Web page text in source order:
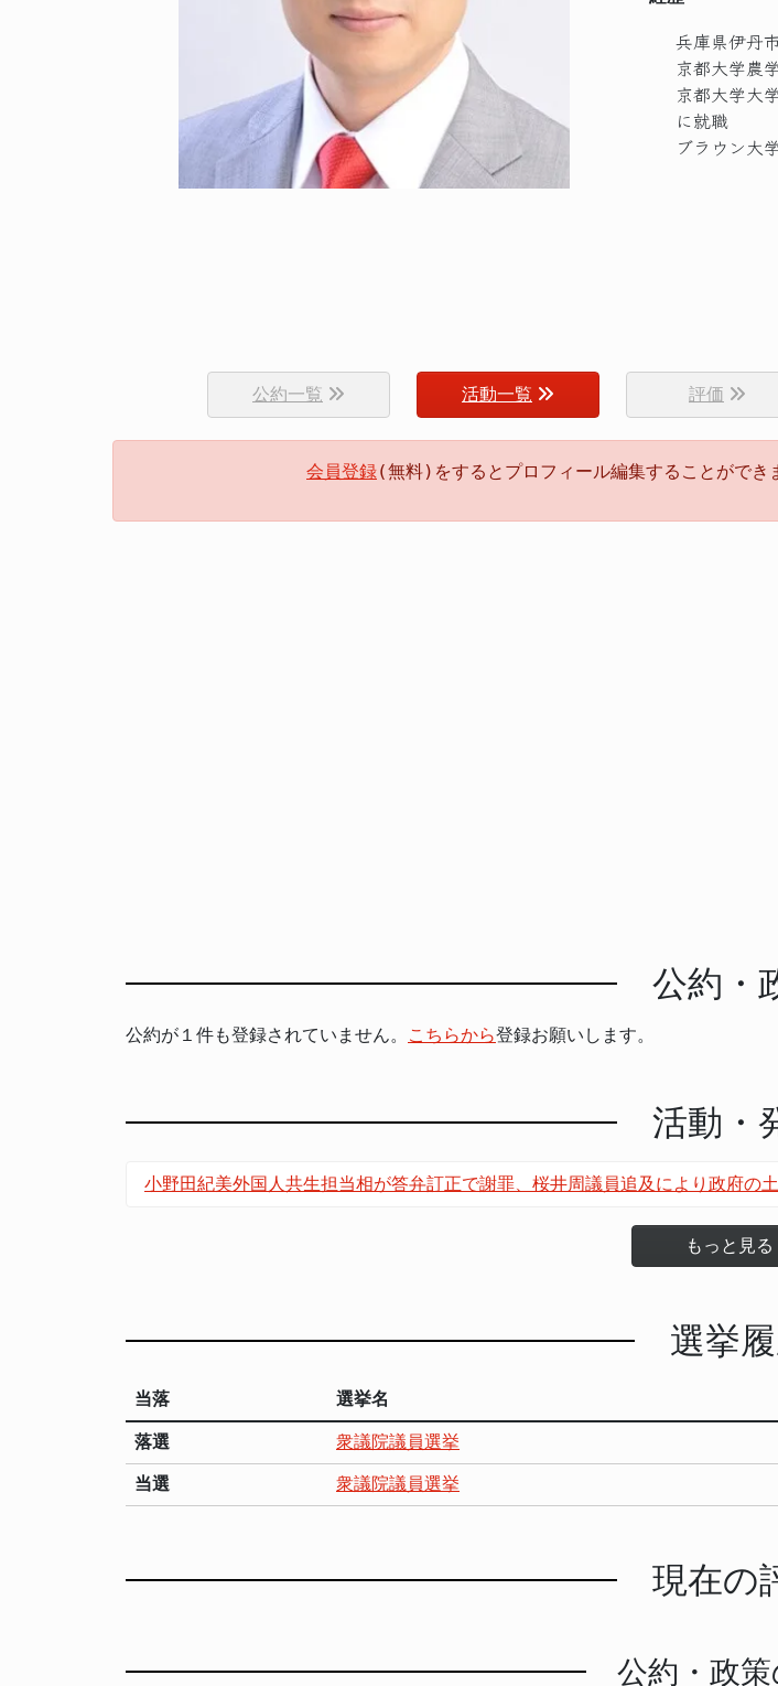
兵庫県伊丹
京都大学農
京都大学大
に就職
ブラウン大
公約一覧 活動一覧 評価
会員登録(無料)をするとプロフィール編集することができ
公約・
公約が１件も登録されていません。 こちらから登録お願いします。
活動・
小野田紀美外国人共生担当相が答弁訂正で謝罪、桜井周議員追及により政府の
もっと見る
選挙
当落 選挙名
落選 衆議院議員選挙
当選
衆議院議員選挙
現在の
公約・政